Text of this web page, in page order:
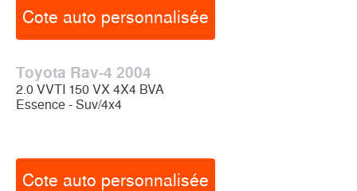
Cote auto personnalisée
Toyota Rav-4 2004
2.0 VVTI 150 VX 4X4 BVA
Essence - Suv/4x4
Cote auto personnalisée